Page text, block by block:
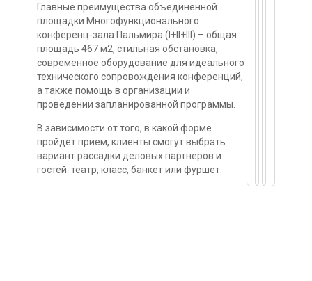
Главные преимущества объединенной
площадки Многофункционального
конференц-зала Пальмира (I+II+III) – общая
площадь 467 м2, стильная обстановка,
современное оборудование для идеального
технического сопровождения конференций,
а также помощь в организации и
проведении запланированной программы.
В зависимости от того, в какой форме
пройдет прием, клиенты смогут выбрать
вариант рассадки деловых партнеров и
гостей: театр, класс, банкет или фуршет.